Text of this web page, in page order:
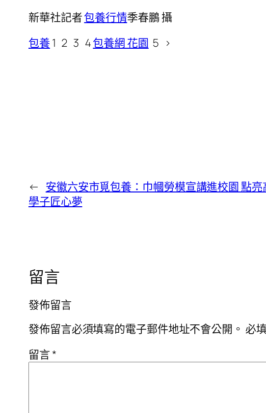
新華社記者包養行情季春鵬 攝
包養 1 2 3 4包養網 花園 5 >
← 安徽六安市覓包養：巾幗勞模宣講進校園 點亮
學子匠心夢
留言
發佈留言
發佈留言必須填寫的電子郵件地址不會公開。 必
留言*